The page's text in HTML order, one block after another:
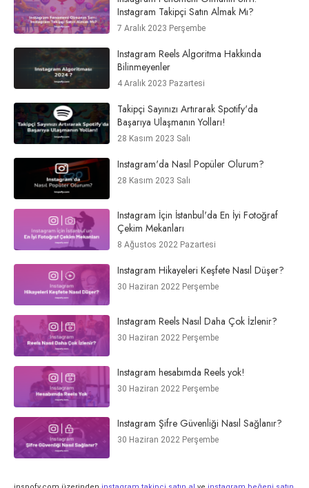
Instagram Takipçi Satın Almak Mı?
7 Aralık 2023 Perşembe
Instagram Reels Algoritma Hakkında
Bilinmeyenler
4 Aralık 2023 Pazartesi
Takipçi Sayınızı Artırarak Spotify'da
Başarıya Ulaşmanın Yolları!
28 Kasım 2023 Salı
Instagram'da Nasıl Popüler Olurum?
28 Kasım 2023 Salı
Instagram İçin İstanbul'da En İyi Fotoğraf
Çekim Mekanları
8 Ağustos 2022 Pazartesi
Instagram Hikayeleri Keşfete Nasıl Düşer?
30 Haziran 2022 Perşembe
Instagram Reels Nasıl Daha Çok İzlenir?
30 Haziran 2022 Perşembe
Instagram hesabımda Reels yok!
30 Haziran 2022 Perşembe
Instagram Şifre Güvenliği Nasıl Sağlanır?
30 Haziran 2022 Perşembe